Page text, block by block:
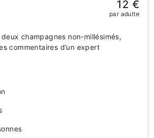
champagnes non-millésimés,
commentaires d’un expert
12 €
par adulte